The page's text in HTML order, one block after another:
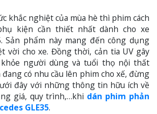
khắc nghiệt của mùa hè thì phim cách
kiện cần thiết nhất dành cho xe
Sản phẩm này mang đến công dụng
vời cho xe. Đồng thời, cản tia UV gây
người dùng và tuổi thọ nội thất
có nhu cầu lên phim cho xế, đừng
đây với những thông tin hữu ích về
giá, quy trình,…khi dán phim phản
GLE35.